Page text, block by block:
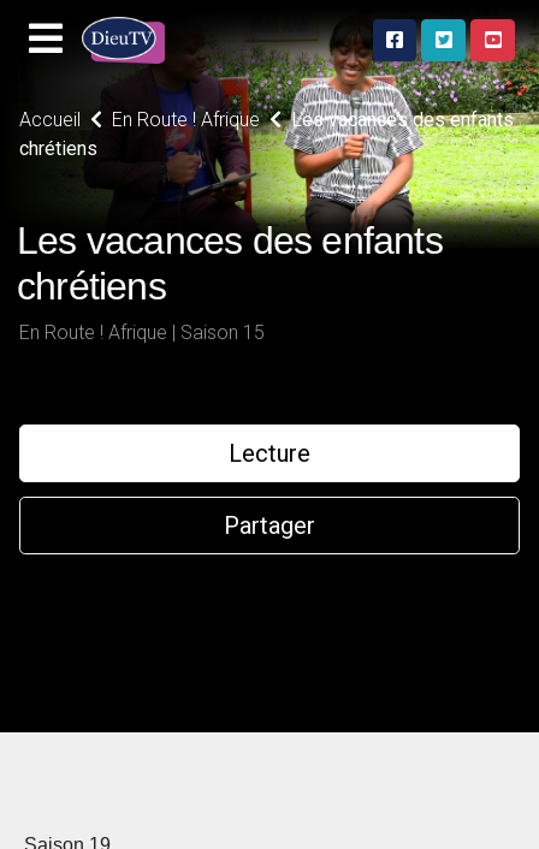
Accueil En Route ! Afrique
Les vacances des enfants
chrétiens
Les vacances des enfants
chrétiens
En Route ! Afrique | Saison 15
Lecture
Partager
Saison 19